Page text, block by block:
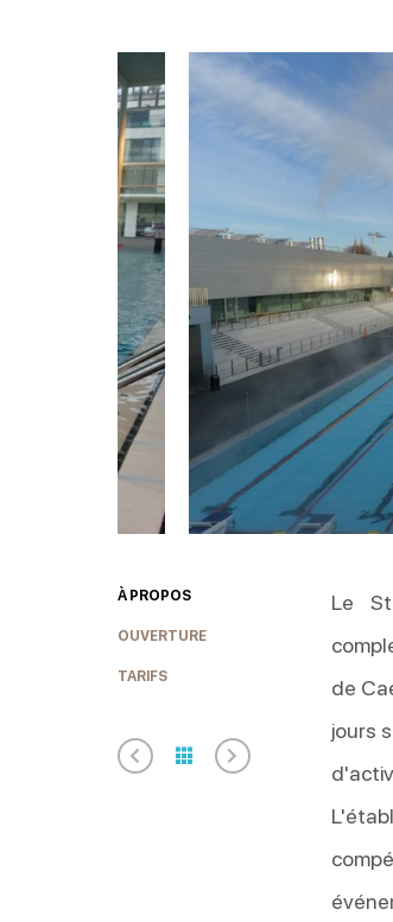
À PROPOS
OUVERTURE
TARIFS
Le
de
jours